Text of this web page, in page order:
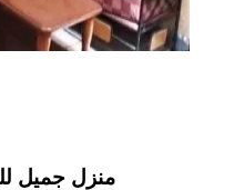
منزل جميل